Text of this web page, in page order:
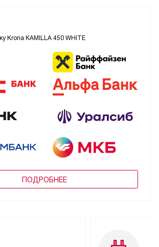
Krona KAMILLA 450 WHITE
ПОДРОБНЕЕ